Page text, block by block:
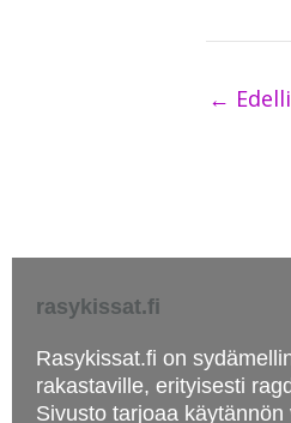
←
rasykissat.fi
Rasykissat.fi on
rakastaville, erityisesti
Sivusto tarjoaa